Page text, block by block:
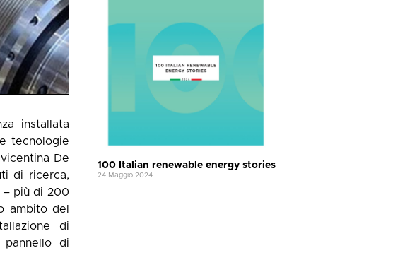
installata
tecnologie
De
di ricerca,
– più di 200
ambito del
di
di
100 Italian renewable energy stories
24 Maggio 2024